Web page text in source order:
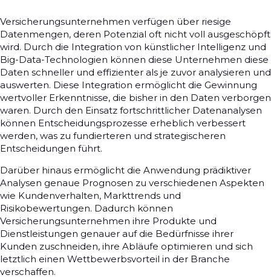
Versicherungsunternehmen verfügen über riesige
Datenmengen, deren Potenzial oft nicht voll ausgeschöpft
wird. Durch die Integration von künstlicher Intelligenz und
Big-Data-Technologien können diese Unternehmen diese
Daten schneller und effizienter als je zuvor analysieren und
auswerten. Diese Integration ermöglicht die Gewinnung
wertvoller Erkenntnisse, die bisher in den Daten verborgen
waren. Durch den Einsatz fortschrittlicher Datenanalysen
können Entscheidungsprozesse erheblich verbessert
werden, was zu fundierteren und strategischeren
Entscheidungen führt.
Darüber hinaus ermöglicht die Anwendung prädiktiver
Analysen genaue Prognosen zu verschiedenen Aspekten
wie Kundenverhalten, Markttrends und
Risikobewertungen. Dadurch können
Versicherungsunternehmen ihre Produkte und
Dienstleistungen genauer auf die Bedürfnisse ihrer
Kunden zuschneiden, ihre Abläufe optimieren und sich
letztlich einen Wettbewerbsvorteil in der Branche
verschaffen.